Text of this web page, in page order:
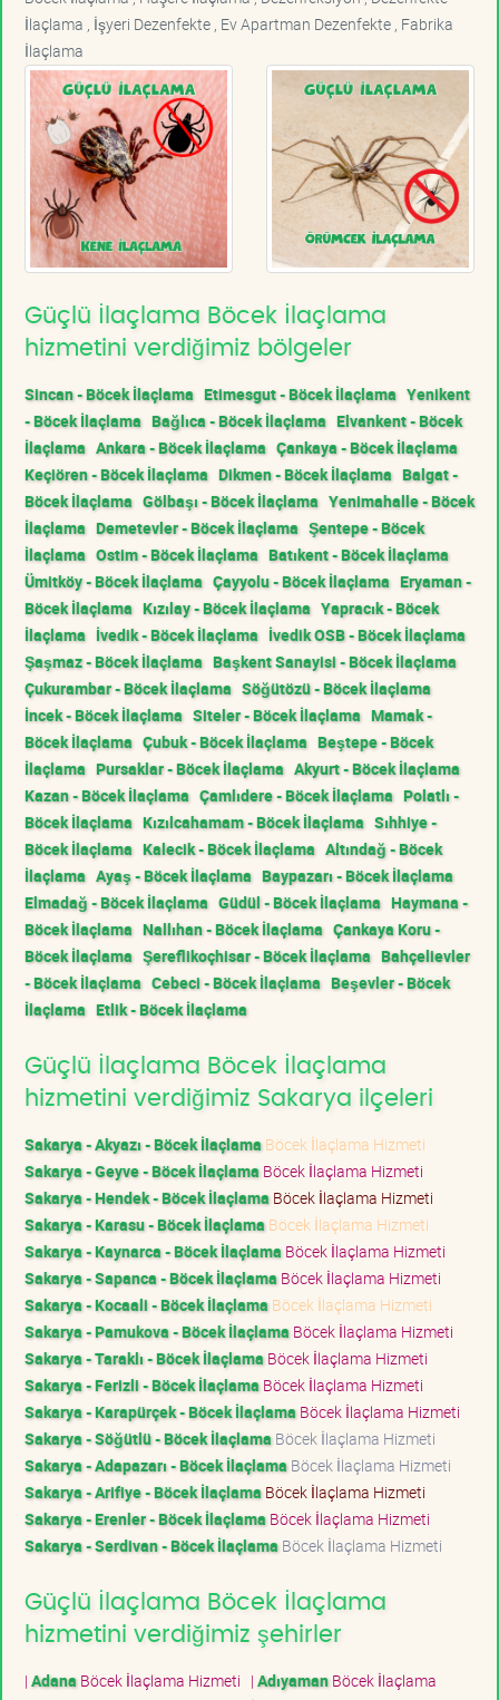
İlaçlama , İşyeri Dezenfekte , Ev Apartman Dezenfekte , Fabrika
İlaçlama
Güçlü İlaçlama Böcek İlaçlama
hizmetini verdiğimiz bölgeler
Sincan - Böcek İlaçlama Etimesgut - Böcek İlaçlama Yenikent
- Böcek İlaçlama Bağlıca - Böcek İlaçlama Elvankent - Böcek
İlaçlama Ankara - Böcek İlaçlama Çankaya - Böcek İlaçlama
Keçiören - Böcek İlaçlama Dikmen - Böcek İlaçlama Balgat -
Böcek İlaçlama Gölbaşı - Böcek İlaçlama Yenimahalle - Böcek
İlaçlama Demetevler - Böcek İlaçlama Şentepe - Böcek
İlaçlama Ostim - Böcek İlaçlama Batıkent - Böcek İlaçlama
Ümitköy - Böcek İlaçlama Çayyolu - Böcek İlaçlama Eryaman -
Böcek İlaçlama Kızılay - Böcek İlaçlama Yapracık - Böcek
İlaçlama İvedik - Böcek İlaçlama İvedik OSB - Böcek İlaçlama
Şaşmaz - Böcek İlaçlama Başkent Sanayisi - Böcek İlaçlama
Çukurambar - Böcek İlaçlama Söğütözü - Böcek İlaçlama
İncek - Böcek İlaçlama Siteler - Böcek İlaçlama Mamak -
Böcek İlaçlama Çubuk - Böcek İlaçlama Beştepe - Böcek
İlaçlama Pursaklar - Böcek İlaçlama Akyurt - Böcek İlaçlama
Kazan - Böcek İlaçlama Çamlıdere - Böcek İlaçlama Polatlı -
Böcek İlaçlama Kızılcahamam - Böcek İlaçlama Sıhhiye -
Böcek İlaçlama Kalecik - Böcek İlaçlama Altındağ - Böcek
İlaçlama Ayaş - Böcek İlaçlama Baypazarı - Böcek İlaçlama
Elmadağ - Böcek İlaçlama Güdül - Böcek İlaçlama Haymana -
Böcek İlaçlama Nallıhan - Böcek İlaçlama Çankaya Koru -
Böcek İlaçlama Şereflikoçhisar - Böcek İlaçlama Bahçelievler
- Böcek İlaçlama Cebeci - Böcek İlaçlama Beşevler - Böcek
İlaçlama Etlik - Böcek İlaçlama
Güçlü İlaçlama Böcek İlaçlama
hizmetini verdiğimiz Sakarya ilçeleri
Sakarya - Akyazı - Böcek İlaçlama Böcek İlaçlama Hizmeti
Sakarya - Geyve - Böcek İlaçlama Böcek İlaçlama Hizmeti
Sakarya - Hendek - Böcek İlaçlama Böcek İlaçlama Hizmeti
Sakarya - Karasu - Böcek İlaçlama Böcek İlaçlama Hizmeti
Sakarya - Kaynarca - Böcek İlaçlama Böcek İlaçlama Hizmeti
Sakarya - Sapanca - Böcek İlaçlama Böcek İlaçlama Hizmeti
Sakarya - Kocaali - Böcek İlaçlama Böcek İlaçlama Hizmeti
Sakarya - Pamukova - Böcek İlaçlama Böcek İlaçlama Hizmeti
Sakarya - Taraklı - Böcek İlaçlama Böcek İlaçlama Hizmeti
Sakarya - Ferizli - Böcek İlaçlama Böcek İlaçlama Hizmeti
Sakarya - Karapürçek - Böcek İlaçlama Böcek İlaçlama Hizmeti
Sakarya - Söğütlü - Böcek İlaçlama Böcek İlaçlama Hizmeti
Sakarya - Adapazarı - Böcek İlaçlama Böcek İlaçlama Hizmeti
Sakarya - Arifiye - Böcek İlaçlama Böcek İlaçlama Hizmeti
Sakarya - Erenler - Böcek İlaçlama Böcek İlaçlama Hizmeti
Sakarya - Serdivan - Böcek İlaçlama Böcek İlaçlama Hizmeti
Güçlü İlaçlama Böcek İlaçlama
hizmetini verdiğimiz şehirler
| Adana Böcek İlaçlama Hizmeti | AdıyamanBöcek İlaçlama